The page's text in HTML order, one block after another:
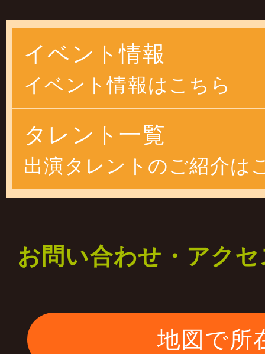
2025年03月14日
２０２５年４月より物
恐縮ですが
価格改正させていただ
一部の料金は据え置き
二部の料金を￥５００
します
ご理解宜しくお願いい
イベント情報
イベント情報はこちら
タレント一覧
出演タレントのご紹介は
お問い合わせ・アク
地図で所